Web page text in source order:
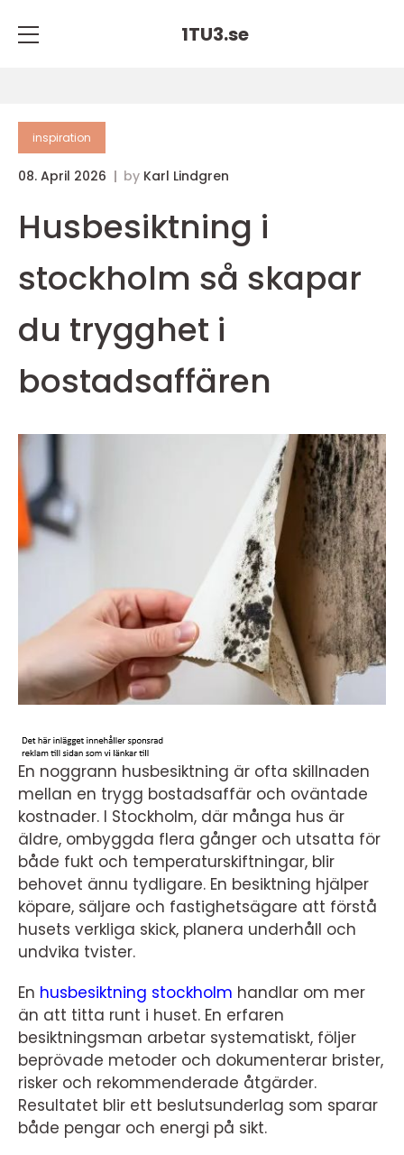
1TU3.se
inspiration
08. April 2026 by Karl Lindgren
Husbesiktning i
stockholm så skapar
du trygghet i
bostadsaffären
En noggrann husbesiktning är ofta skillnaden
mellan en trygg bostadsaffär och oväntade
kostnader. I Stockholm, där många hus är
äldre, ombyggda flera gånger och utsatta för
både fukt och temperaturskiftningar, blir
behovet ännu tydligare. En besiktning hjälper
köpare, säljare och fastighetsägare att förstå
husets verkliga skick, planera underhåll och
undvika tvister.
En husbesiktning stockholm handlar om mer
än att titta runt i huset. En erfaren
besiktningsman arbetar systematiskt, följer
beprövade metoder och dokumenterar brister,
risker och rekommenderade åtgärder.
Resultatet blir ett beslutsunderlag som sparar
både pengar och energi på sikt.